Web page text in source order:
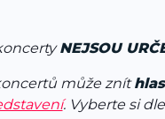
NEJSOU
může znít
. Vyberte si